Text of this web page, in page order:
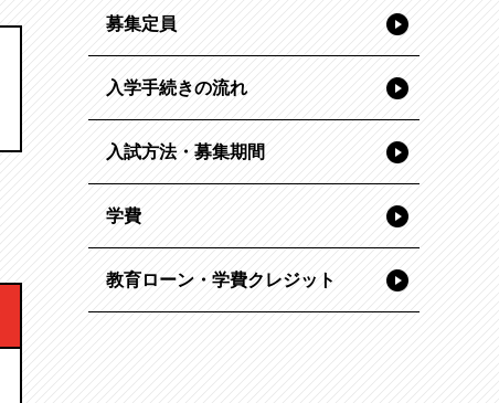
募集定員
入学手続きの流れ
入試方法・募集期間
学費
教育ローン・学費クレジット